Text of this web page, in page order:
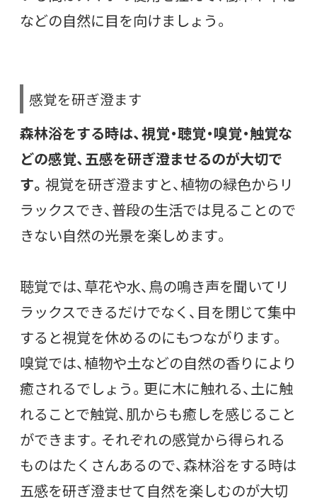
などの自然に目を向けましょう。
感覚を研ぎ澄ます
森林浴をする時は、視覚・聴覚・嗅覚・触覚な
どの感覚、五感を研ぎ澄ませるのが大切で
す。 視覚を研ぎ澄ますと、植物の緑色からリ
ラックスでき、普段の生活では見ることので
きない自然の光景を楽しめます。
聴覚では、草花や水、鳥の鳴き声を聞いてリ
ラックスできるだけでなく、目を閉じて集中
すると視覚を休めるのにもつながります。
嗅覚では、植物や土などの自然の香りにより
癒されるでしょう。更に木に触れる、土に触
れることで触覚、肌からも癒しを感じること
ができます。それぞれの感覚から得られる
ものはたくさんあるので、森林浴をする時は
五感を研ぎ澄ませて自然を楽しむのが大切